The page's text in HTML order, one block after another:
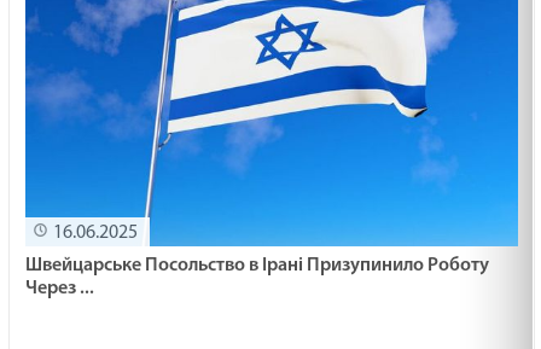
16.06.2025
Швейцарське Посольство в Ірані Призупинило Роботу
Через ...